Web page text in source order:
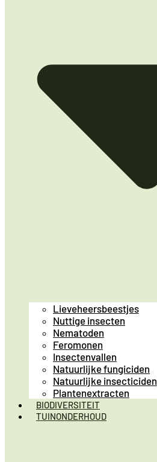
Lieveheersbeestjes
Nuttige insecten
Nematoden
Feromonen
Insectenvallen
Natuurlijke fungiciden
Natuurlijke insecticiden
Plantenextracten
BIODIVERSITEIT
TUINONDERHOUD